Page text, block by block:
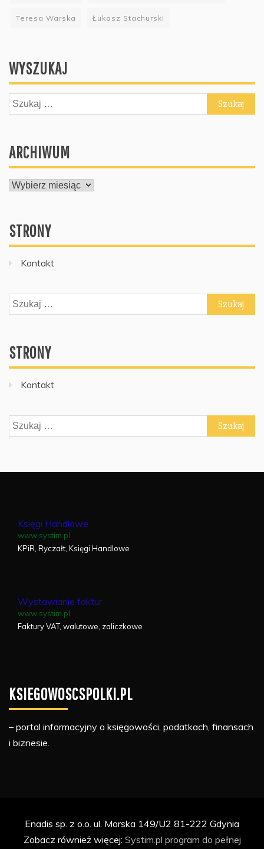
Teresa Warska Łukasz Stachurski
WYSZUKAJ
Szukaj:
ARCHIWUM
ARCHIWUM
STRONY
Kontakt
Szukaj:
STRONY
Kontakt
Szukaj:
Księgi Handlowe
www.systim.pl
KPiR, Ryczałt, Księgi Handlowe
Wystawianie faktur
www.systim.pl
Faktury VAT, walutowe, zaliczkowe
KSIEGOWOSCSPOLKI.PL
– portal informacyjny o księgowości, podatkach, finansach
i biznesie.
Enadis sp. z o.o. ul. Morska 149/U2 81-222 Gdynia
Zobacz również więcej: Systim.pl program do pełnej